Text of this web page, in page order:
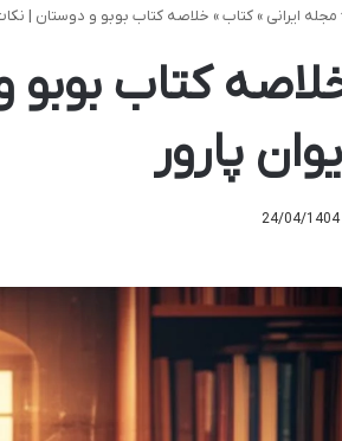
مجله ایرانی » کتاب» خلاصه کتاب بوبو و دوستان | نکات
کتاب بوبو
پارور
24/04/1404